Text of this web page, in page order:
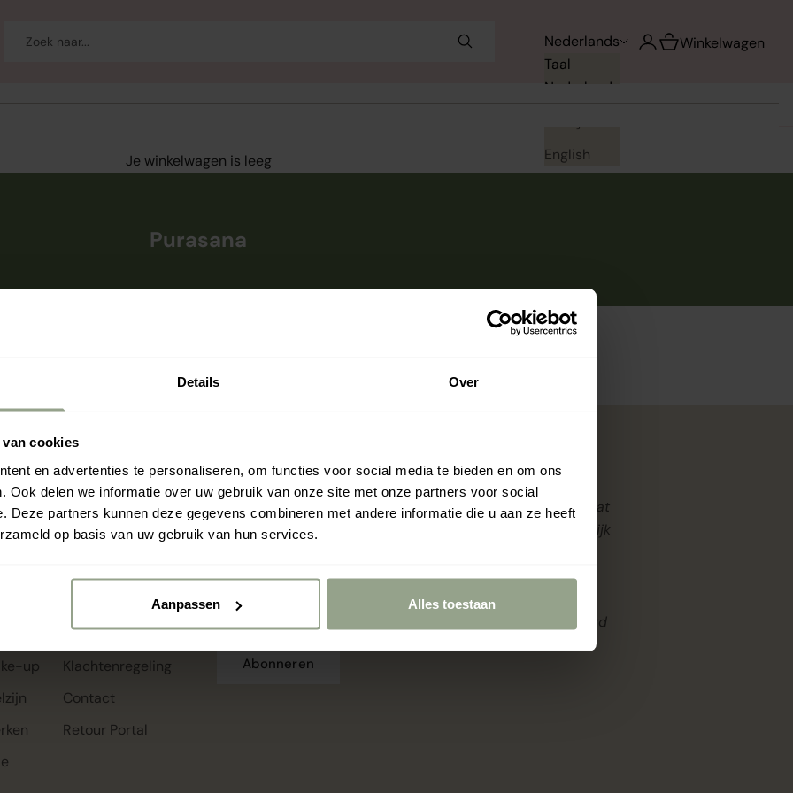
Details Over
cookies
en advertenties te personaliseren, om functies voor social media te bieden en om ons
Ook delen we informatie over uw gebruik van onze site met onze partners voor social
Deze partners kunnen deze gegevens combineren met andere informatie die u aan ze heeft
op basis van uw gebruik van hun services.
Aanpassen Alles toestaan
Nederlands
Taal
Nederlands
English
Accountpagina openen
Winkelwagen
Winkelwagen
Je winkelwagen is leeg
Purasana
Doorgaan met winkelen
by:
up
Service menu
Loyalty program
Algemene voorwaarden
Privacy & Cookies
Klachtenregeling
Contact
Retour Portal
Hello Beautiful!
Schrijf je in voor onze
nieuwsbrief en ontvang 5%
Abonneren
Reviews
“We vinden het belangrijk dat
reviews een zo goed mogelijk
producten en service. Onze
beoordelingen worden
daarom, onpartijdig, beheerd
Rahua classic conditioner mini,
€0.00 €7.95
Rahua classic shampoo mini,
€0.00 €7.95